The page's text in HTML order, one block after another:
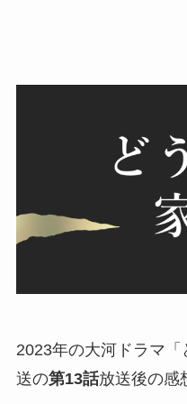
2023年の大河ドラマ
送の第13話放送後の感